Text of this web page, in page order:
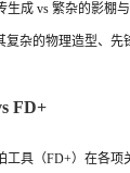
成 vs 繁杂的影棚与
杂的物理造型、先
FD+
具（FD+）在各项